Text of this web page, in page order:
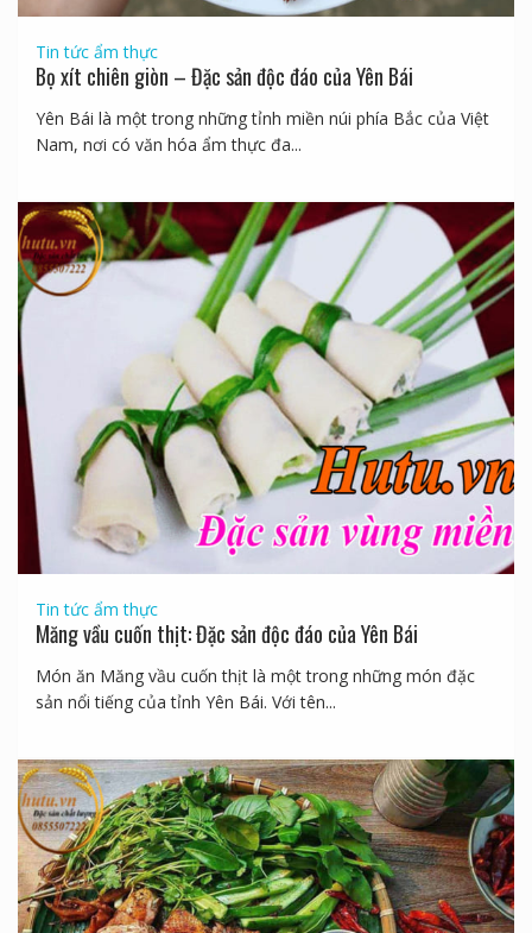
Tin tức ẩm thực
Bọ xít chiên giòn – Đặc sản độc đáo của Yên Bái
Yên Bái là một trong những tỉnh miền núi phía Bắc của Việt
Nam, nơi có văn hóa ẩm thực đa...
Tin tức ẩm thực
Măng vầu cuốn thịt: Đặc sản độc đáo của Yên Bái
Món ăn Măng vầu cuốn thịt là một trong những món đặc
sản nổi tiếng của tỉnh Yên Bái. Với tên...